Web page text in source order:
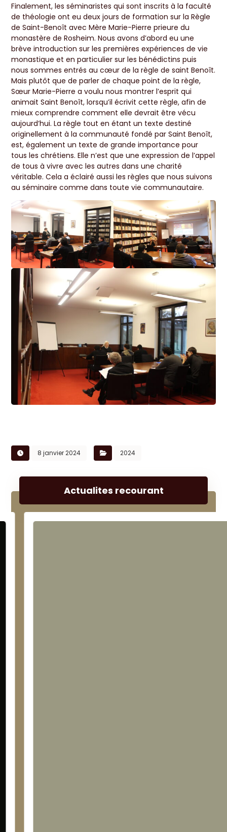
Finalement, les séminaristes qui sont inscrits à la faculté
de théologie ont eu deux jours de formation sur la Règle
de Saint-Benoît avec Mère Marie-Pierre prieure du
monastère de Rosheim. Nous avons d’abord eu une
brève introduction sur les premières expériences de vie
monastique et en particulier sur les bénédictins puis
nous sommes entrés au cœur de la règle de saint Benoît.
Mais plutôt que de parler de chaque point de la règle,
Sœur Marie-Pierre a voulu nous montrer l’esprit qui
animait Saint Benoît, lorsqu’il écrivit cette règle, afin de
mieux comprendre comment elle devrait être vécu
aujourd’hui. La règle tout en étant un texte destiné
originellement à la communauté fondé par Saint Benoît,
est, également un texte de grande importance pour
tous les chrétiens. Elle n’est que une expression de l’appel
de tous à vivre avec les autres dans une charité
véritable. Cela a éclairé aussi les règles que nous suivons
au séminaire comme dans toute vie communautaire.
8 janvier 2024 2024
Actualites recourant